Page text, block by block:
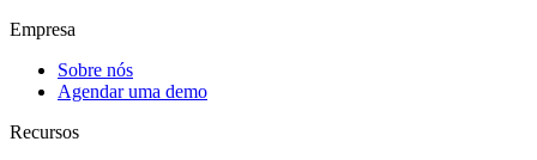
Empresa
Sobre nós
Agendar uma demo
Recursos